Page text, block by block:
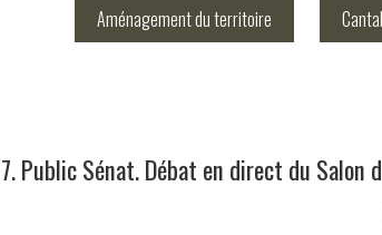
Aménagement du territoire Cantal
Public Sénat. Débat en direct du Salon